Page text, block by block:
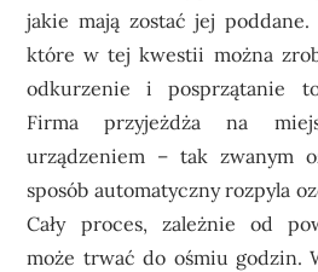
jakie mają zostać jej
które w tej kwestii można
odkurzenie i posprzątanie
Firma przyjeżdża na
urządzeniem – tak zwanym
sposób automatyczny rozpyla
Cały proces, zależnie od
może trwać do ośmiu godzin.